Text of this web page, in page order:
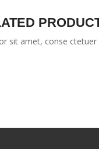
sit amet, conse ctetuer